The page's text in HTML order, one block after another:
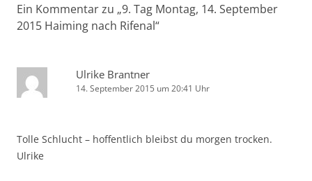
Ein Kommentar zu „9. Tag Montag, 14. September
2015 Haiming nach Rifenal“
Ulrike Brantner
14. September 2015 um 20:41 Uhr
Tolle Schlucht – hoffentlich bleibst du morgen trocken.
Ulrike